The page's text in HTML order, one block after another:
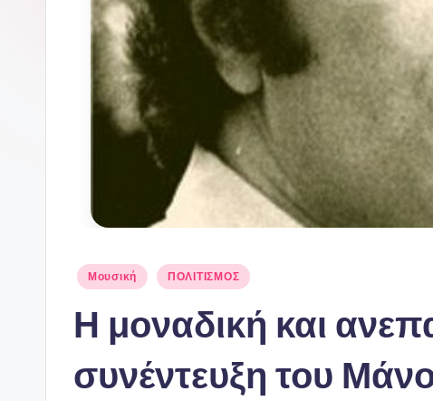
Αναρτήθηκε
Μουσική ΠΟΛΙΤΙΣΜΟΣ
Η μοναδική και
συνέντευξη του